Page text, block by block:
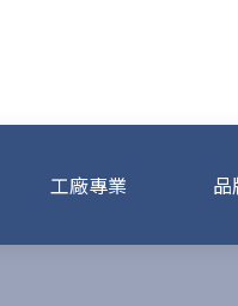
集團
工廠專業 品